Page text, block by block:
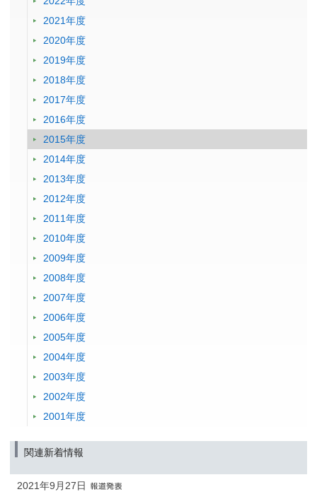
2021年度
2020年度
2019年度
2018年度
2017年度
2016年度
2015年度
2014年度
2013年度
2012年度
2011年度
2010年度
2009年度
2008年度
2007年度
2006年度
2005年度
2004年度
2003年度
2002年度
2001年度
関連新着情報
2021年9月27日